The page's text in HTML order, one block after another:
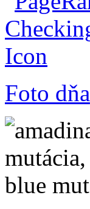
Foto dňa